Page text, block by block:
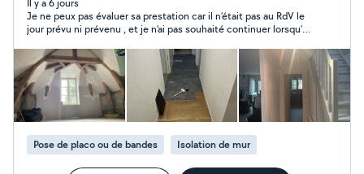
Il y a 6 jours
Je ne peux pas évaluer sa prestation car il n’était pas au RdV le
jour prévu ni prévenu , et je n’ai pas souhaité continuer lorsqu’il
Pose de placo ou de bandes Isolation de mur